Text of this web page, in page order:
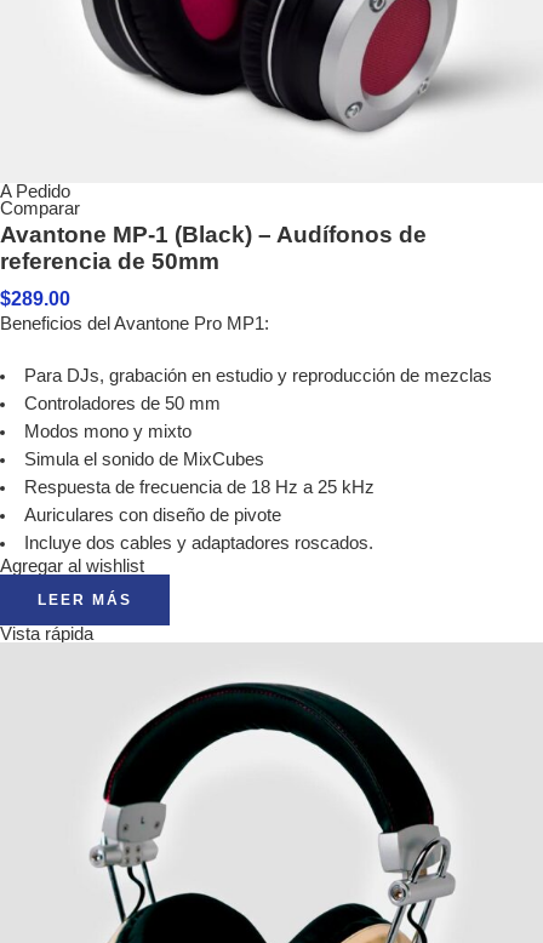
A Pedido
Comparar
Avantone MP-1 (Black) – Audífonos de
referencia de 50mm
$289.00
Beneficios del Avantone Pro MP1:
Para DJs, grabación en estudio y reproducción de mezclas
Controladores de 50 mm
Modos mono y mixto
Simula el sonido de MixCubes
Respuesta de frecuencia de 18 Hz a 25 kHz
Auriculares con diseño de pivote
Incluye dos cables y adaptadores roscados.
Agregar al wishlist
LEER MÁS
Vista rápida